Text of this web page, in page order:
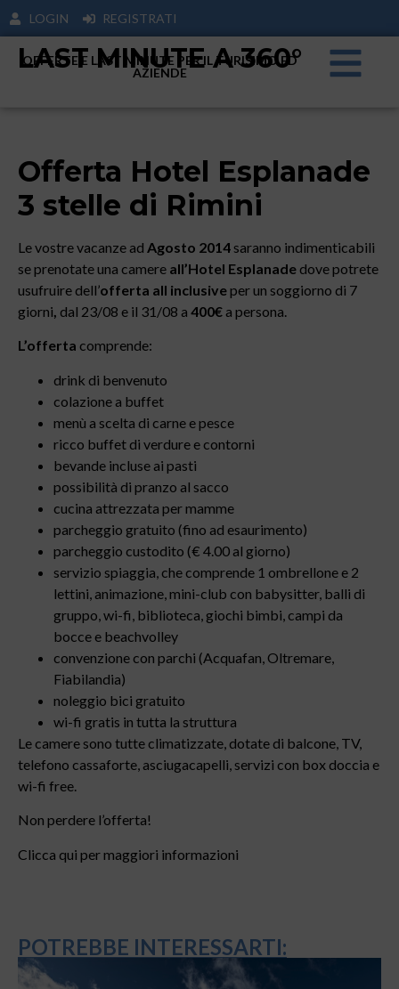
LOGIN REGISTRATI
LAST MINUTE A 360°
OFFERTE E LAST MINUTE PER IL TURISIMO ED
AZIENDE
Offerta Hotel Esplanade
3 stelle di Rimini
Le vostre vacanze ad Agosto 2014 saranno indimenticabili
se prenotate una camere all’Hotel Esplanade dove potrete
usufruire dell’offerta all inclusiveper un soggiorno di 7
giorni, dal 23/08 e il 31/08 a 400€ a persona.
L’offerta comprende:
drink di benvenuto
colazione a buffet
menù a scelta di carne e pesce
ricco buffet di verdure e contorni
bevande incluse ai pasti
possibilità di pranzo al sacco
cucina attrezzata per mamme
parcheggio gratuito (fino ad esaurimento)
parcheggio custodito (€ 4.00 al giorno)
servizio spiaggia, che comprende 1 ombrellone e 2
lettini, animazione, mini-club con babysitter, balli di
gruppo, wi-fi, biblioteca, giochi bimbi, campi da
bocce e beachvolley
convenzione con parchi (Acquafan, Oltremare,
Fiabilandia)
noleggio bici gratuito
wi-fi gratis in tutta la struttura
Le camere sono tutte climatizzate, dotate di balcone, TV,
telefono cassaforte, asciugacapelli, servizi con box doccia e
wi-fi free.
Non perdere l’offerta!
Clicca qui per maggiori informazioni
POTREBBE INTERESSARTI: